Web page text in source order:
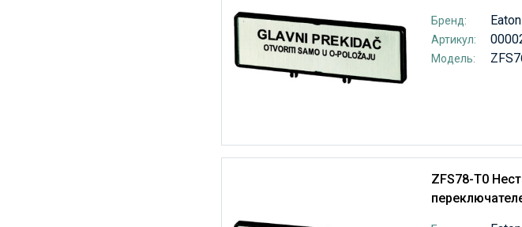
Бренд: Eaton
Артикул:
Модель:
ZFS78-T0